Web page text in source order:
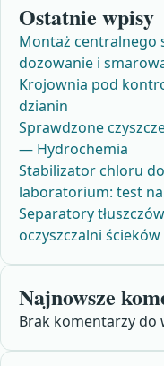
Ostatnie wpisy
Montaż centralnego
dozowanie i
Krojownia pod
dzianin
Sprawdzone
— Hydrochemia
Stabilizator chloru
laboratorium: test
Separatory
oczyszczalni ścieków
Najnowsze
Brak komentarzy do